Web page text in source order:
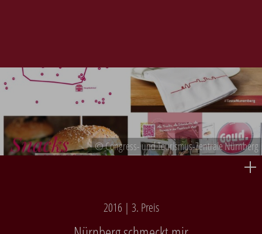
© Congress- und Tourismus-Zentrale Nürnberg
2016 | 3. Preis